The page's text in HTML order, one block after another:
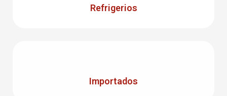
Refrigerios
Importados